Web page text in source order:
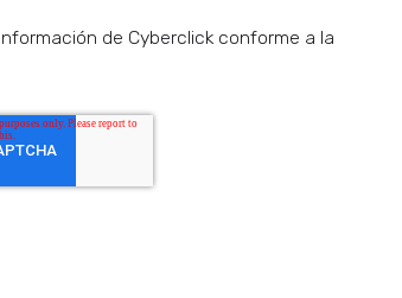
de Cyberclick conforme a la